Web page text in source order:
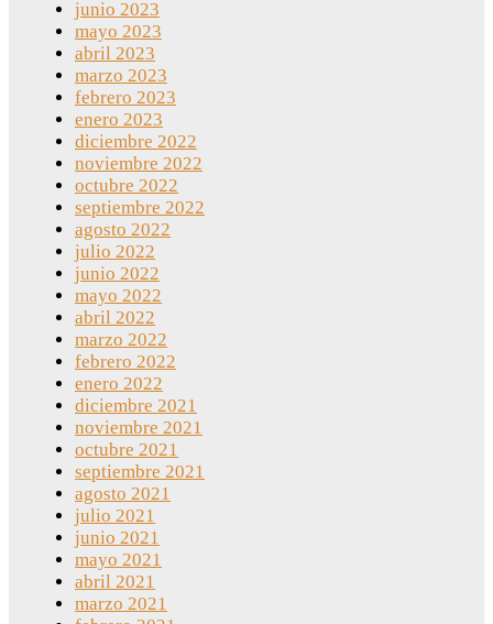
junio 2023
mayo 2023
abril 2023
marzo 2023
febrero 2023
enero 2023
diciembre 2022
noviembre 2022
octubre 2022
septiembre 2022
agosto 2022
julio 2022
junio 2022
mayo 2022
abril 2022
marzo 2022
febrero 2022
enero 2022
diciembre 2021
noviembre 2021
octubre 2021
septiembre 2021
agosto 2021
julio 2021
junio 2021
mayo 2021
abril 2021
marzo 2021